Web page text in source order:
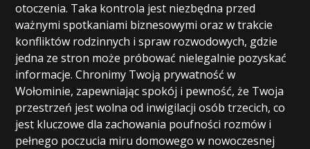
otoczenia. Taka kontrola jest niezbędna przed
ważnymi spotkaniami biznesowymi oraz w trakcie
konfliktów rodzinnych i spraw rozwodowych, gdzie
jedna ze stron może próbować nielegalnie pozyskać
informacje. Chronimy Twoją prywatność w
Wołominie, zapewniając spokój i pewność, że Twoja
przestrzeń jest wolna od inwigilacji osób trzecich, co
jest kluczowe dla zachowania poufności rozmów i
pełnego poczucia miru domowego w nowoczesnej